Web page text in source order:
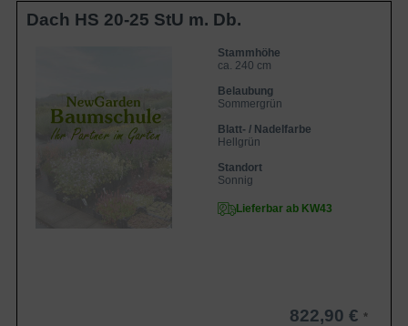
Dach HS 20-25 StU m. Db.
Stammhöhe
ca. 240 cm
Belaubung
Sommergrün
Blatt- / Nadelfarbe
Hellgrün
Standort
Sonnig
Lieferbar ab KW43
822,90 €